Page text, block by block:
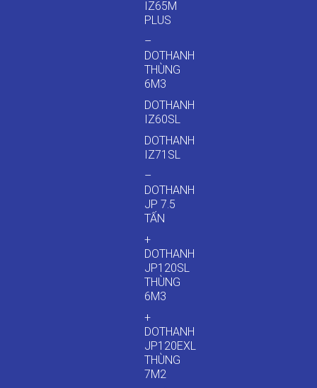
IZ65M
PLUS
–
DOTHANH
THÙNG
6M3
DOTHANH
IZ60SL
DOTHANH
IZ71SL
–
DOTHANH
JP 7.5
TẤN
+
DOTHANH
JP120SL
THÙNG
6M3
+
DOTHANH
JP120EXL
THÙNG
7M2